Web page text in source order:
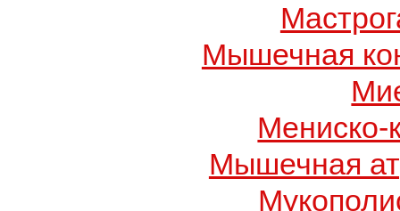
Мышечная
Мениско-
Мышечная